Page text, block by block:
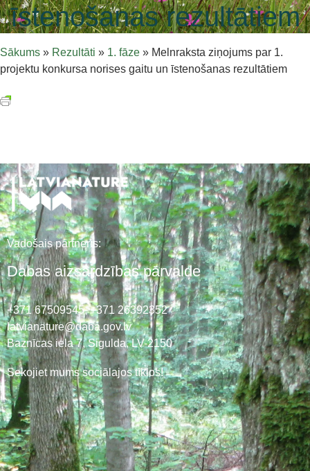
īstenošanas rezultātiem
Sākums » Rezultāti » 1. fāze » Melnraksta ziņojums par 1.
projektu konkursa norises gaitu un īstenošanas rezultātiem
Vadošais partneris:
Dabas aizsardzības pārvalde
+371 67509545,+371 26392352
latvianature@daba.gov.lv
Baznīcas iela 7, Sigulda, LV-2150
Sekojiet mums sociālajos tīklos!